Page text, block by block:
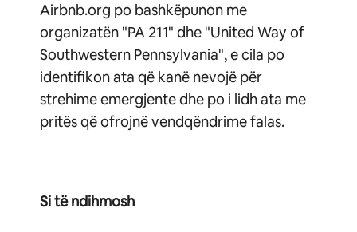
Airbnb.org po bashkëpunon me
organizatën "PA 211" dhe "United Way of
Southwestern Pennsylvania", e cila po
identifikon ata që kanë nevojë për
strehime emergjente dhe po i lidh ata me
pritës që ofrojnë vendqëndrime falas.
Si të ndihmosh